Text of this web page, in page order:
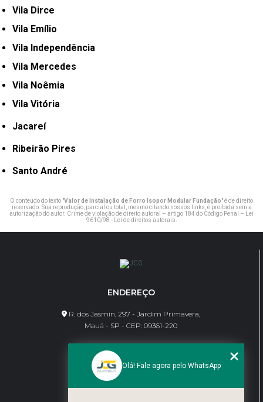
Vila Dirce
Vila Emílio
Vila Independência
Vila Mercedes
Vila Noêmia
Vila Vitória
Jacareí
Ribeirão Pires
Santo André
O conteúdo do texto "Valor de Instalação de Forro Isopor Modular Fundação" é de direito
reservado. Sua reprodução, parcial ou total, mesmo citando nossos links, é proibida sem a
autorização do autor. Crime de violação de direito autoral – artigo 184 do Código Penal –
Lei
9610/98 - Lei de direitos autorais
ENDEREÇO
R. dos Jasmin, 297 - Jardim Primavera,
Mauá - SP - CEP: 09361-220
CONTATO
(11) 95462-8630
bene@jcgdivisorias.com
Olá! Fale agora pelo WhatsApp